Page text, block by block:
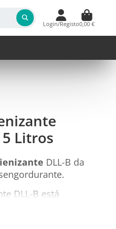
Login/Registo0,00 €
Litros
DLL-B da
DLL-B está
o tipo de louça e